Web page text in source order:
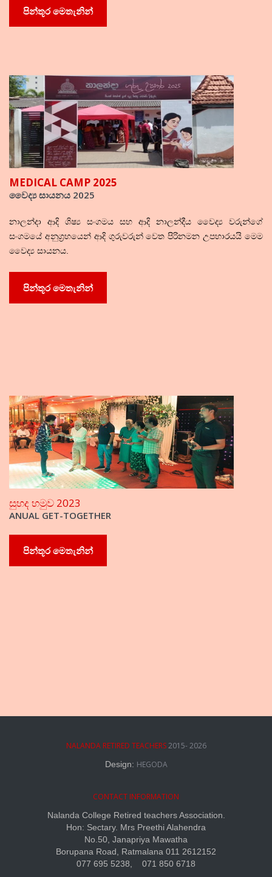
පින්තූර මෙතැනින්
MEDICAL CAMP 2025
වෛද්‍ය සායනය 2025
නාලන්දා ආදි ශිෂ්‍ය සංගමය සහ ආදි නාලන්දීය වෛද්‍ය වරුන්ගේ
සංගමයේ අනුග්‍රහයෙන් ආදි ගුරුවරුන් වෙත පිරිනමන උපහාරයයි මෙම
වෛද්‍ය සායනය.
පින්තූර මෙතැනින්
සුහද හමුව 2023
ANUAL GET-TOGETHER
පින්තූර මෙතැනින්
NALANDA RETIRED TEACHERS2015- 2026
Design: HEGODA
CONTACT INFORMATION
Nalanda College Retired teachers Association.
Hon: Sectary. Mrs Preethi Alahendra
No.50, Janapriya Mawatha
Borupana Road, Ratmalana 011 2612152
077 695 5238, 071 850 6718